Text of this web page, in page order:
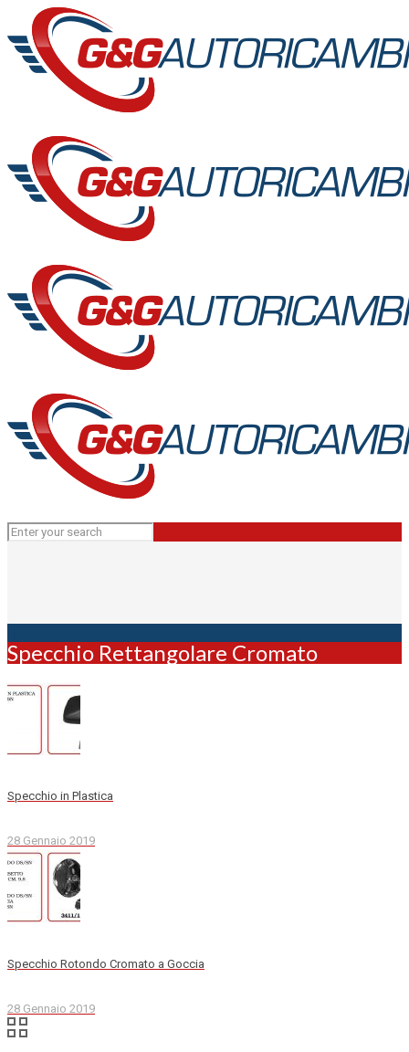
Specchio Rettangolare Cromato
Specchio in Plastica
28 Gennaio 2019
Specchio Rotondo Cromato a Goccia
28 Gennaio 2019